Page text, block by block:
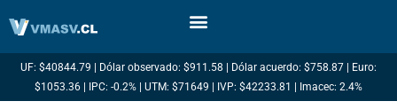
UF: $40844.79 | Dólar observado: $911.58 | Dólar acuerdo: $758.87 | Euro:
$1053.36 | IPC: -0.2% | UTM: $71649 | IVP: $42233.81 | Imacec: 2.4%